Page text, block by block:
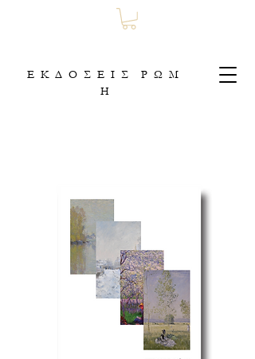
Ε Κ Δ Ο Σ Ε Ι Σ Ρ Ω Μ
Η